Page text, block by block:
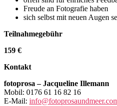
Freude an Fotografie haben
sich selbst mit neuen Augen
Teilnahmegebühr
159 €
Kontakt
fotoprosa – Jacqueline Illemann
Mobil: 0176 61 16 82 16
E-Mail: